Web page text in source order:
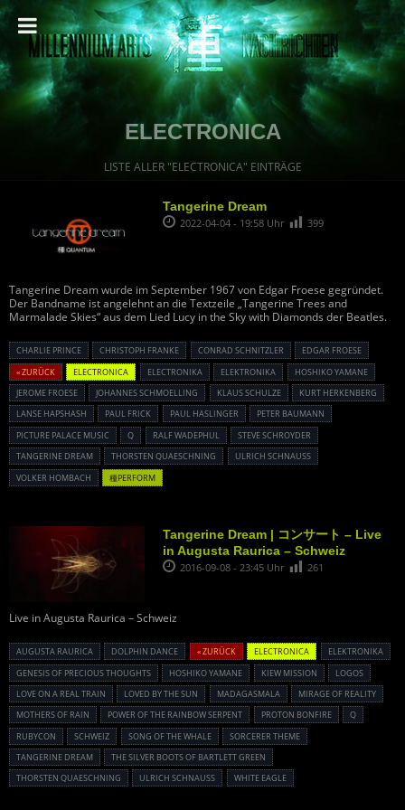
ELECTRONICA
LISTE ALLER "ELECTRONICA" EINTRÄGE
Tangerine Dream
2022-04-04 - 19:58 Uhr 399
Tangerine Dream wurde im September 1967 von Edgar Froese gegründet.
Der Bandname ist angelehnt an die Textzeile „Tangerine Trees and
Marmalade Skies“ aus dem Lied Lucy in the Sky with Diamonds der Beatles.
CHARLIE PRINCE CHRISTOPH FRANKE CONRAD SCHNITZLER
EDGAR FROESE
« ZURÜCK
ELECTRONICA ELECTRONIKA ELEKTRONIKA
HOSHIKO YAMANE
JEROME FROESE
JOHANNES SCHMOELLING KLAUS SCHULZE
KURT HERKENBERG
LANSE HAPSHASH
PAUL FRICK PAUL HASLINGER
PETER BAUMANN
PICTURE PALACE MUSIC
Q RALF WADEPHUL
STEVE SCHROYDER
TANGERINE DREAM
THORSTEN QUAESCHNING
ULRICH SCHNAUSS
VOLKER HOMBACH
種PERFORM
Tangerine Dream | コンサート – Live
in Augusta Raurica – Schweiz
2016-09-08 - 23:45 Uhr 261
Live in Augusta Raurica – Schweiz
AUGUSTA RAURICA DOLPHIN DANCE « ZURÜCK ELECTRONICA
ELEKTRONIKA
GENESIS OF PRECIOUS THOUGHTS
HOSHIKO YAMANE KIEW MISSION
LOGOS
LOVE ON A REAL TRAIN
LOVED BY THE SUN MADAGASMALA
MIRAGE OF REALITY
MOTHERS OF RAIN
POWER OF THE RAINBOW SERPENT PROTON BONFIRE
Q
RUBYCON
SCHWEIZ SONG OF THE WHALE
SORCERER THEME
TANGERINE DREAM
THE SILVER BOOTS OF BARTLETT GREEN
THORSTEN QUAESCHNING
ULRICH SCHNAUSS WHITE EAGLE